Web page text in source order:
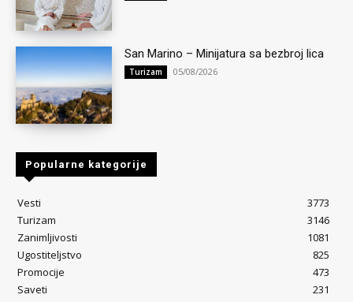
San Marino – Minijatura sa bezbroj lica
Turizam 05/08/2026
Popularne kategorije
Vesti
3773
Turizam
3146
Zanimljivosti
1081
Ugostiteljstvo
825
Promocije
473
Saveti
231